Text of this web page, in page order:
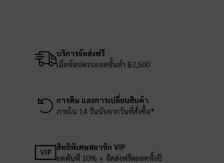
บริการจัดส่งฟรี
เมื่อช้อปครบยอดขั้นต่ำ ฿2,500
การคืน และการเปลี่ยนสินค้า
ภายใน 14 วันนับจากวันที่สั่งซื้อ*
สิทธิพิเศษสมาชิก VIP
ลดทันที 10% + จัดส่งฟรีตลอดทั้งปี